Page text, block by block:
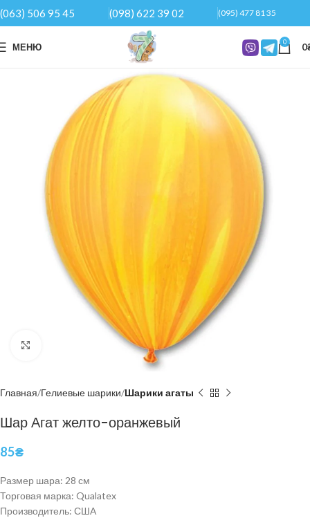
(063) 506 95 45 (098) 622 39 02 (095) 477 81 35
МЕНЮ 0 0
Нажмите, чтобы увеличить
Главная Гелиевые шарики Шарики агаты
Шар Агат желто-оранжевый
85₴
Размер шара: 28 см
Торговая марка: Qualatex
Производитель: США